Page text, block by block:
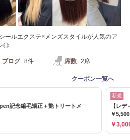
ールエクステ×メンズスタイルが人気のア
◎
ブログ 8件 席数 2席
クーポン一覧へ
記念縮毛矯正＋艶トリートメ
新規
【レ
￥
￥